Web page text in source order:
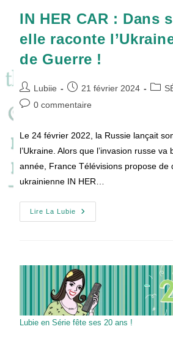
IN HER CAR : Dans
elle raconte
de Guerre !
Auteur/autrice
de
Lubiie
Publication
publiée :
21 février 2024
Post
Commentaires
0 commentaire
Le 24 février 2022, la Russie lançait
l’Ukraine. Alors que l’invasion russe
année, France Télévisions propose de
ukrainienne IN HER…
Lire La Lubie
IN
HER
Voiture,
Elle
Raconte
L’Ukraine
En
Temps
De
Guerre
Lubie en Série fête ses 20 ans !